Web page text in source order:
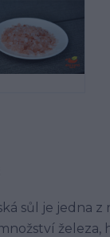
sůl je jedna